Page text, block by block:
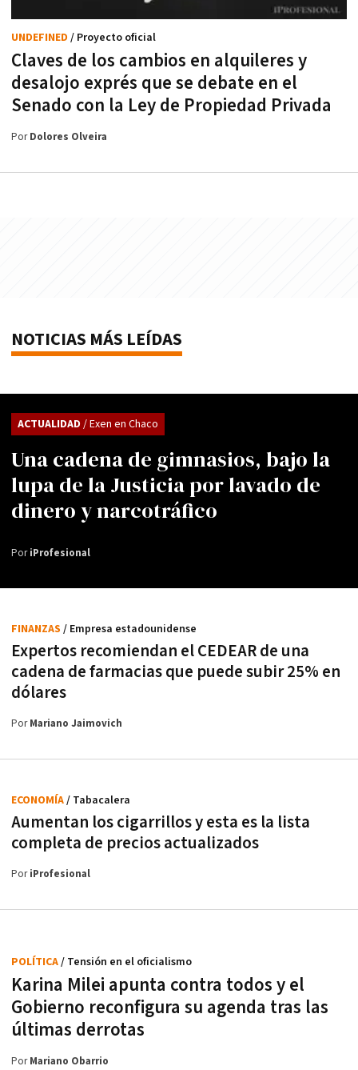
Claves de los cambios en alquileres y
desalojo exprés que se debate en el
Senado con la Ley de Propiedad Privada
UNDEFINED / Proyecto oficial
PorDolores Olveira
NOTICIAS MÁS LEÍDAS
Una cadena de gimnasios, bajo la
lupa de la Justicia por lavado de
dinero y narcotráfico
ACTUALIDAD / Exen en Chaco
PoriProfesional
Expertos recomiendan el CEDEAR de una
cadena de farmacias que puede subir 25% en
dólares
FINANZAS / Empresa estadounidense
PorMariano Jaimovich
Aumentan los cigarrillos y esta es la lista
completa de precios actualizados
ECONOMÍA/ Tabacalera
PoriProfesional
Karina Milei apunta contra todos y el
Gobierno reconfigura su agenda tras las
últimas derrotas
POLÍTICA/ Tensión en el oficialismo
PorMariano Obarrio